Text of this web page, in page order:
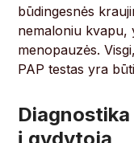
būdingesnės
nemaloniu kvapu,
menopauzės.
PAP testas yra